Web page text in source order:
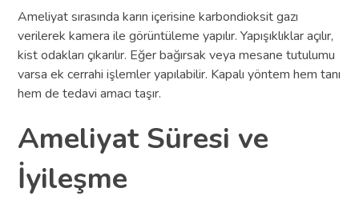
Ameliyat sırasında karın içerisine karbondioksit gazı
verilerek kamera ile görüntüleme yapılır. Yapışıklıklar açılır,
kist odakları çıkarılır. Eğer bağırsak veya mesane tutulumu
varsa ek cerrahi işlemler yapılabilir. Kapalı yöntem hem tanı
hem de tedavi amacı taşır.
Ameliyat Süresi ve
İyileşme